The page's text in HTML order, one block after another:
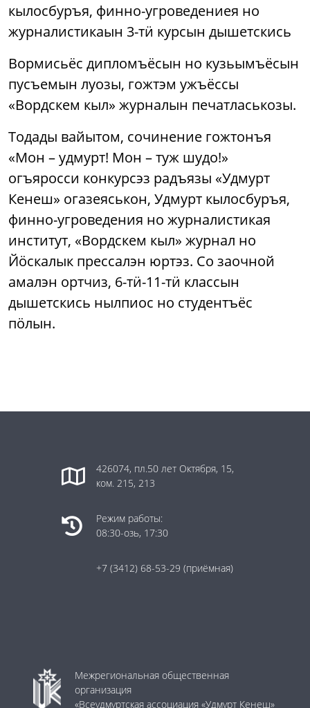
кылосбуръя, финно-угроведениея но
журналистикаын 3-тӥ курсын дышетскись
Вормисьёс дипломъёсын но кузьымъёсын
пусъемын луозы, гожтэм ужъёссы
«Вордскем кыл» журналын печатласькозы.
Тодады вайытом, сочинение гожтонъя
«Мон – удмурт! Мон – туж шудо!»
огъяросси конкурсэз радъязы «Удмурт
Кенеш» огазеяськон, Удмурт кылосбуръя,
финно-угроведения но журналистикая
институт, «Вордскем кыл» журнал но
Йӧскалык прессалэн юртэз. Со заочной
амалэн ортчиз, 6-тӥ-11-тӥ классын
дышетскись нылпиос но студентъёс
пӧлын.
426074, пл.50 лет Октября, 15,
ком. 215, 213
Режим работы:
08:30-озь, 17:30
+7 (3412) 68-53-29(приёмная)
Межрегиональная общественная
организация
«Всеудмуртская ассоциация «Удмурт Кенеш»